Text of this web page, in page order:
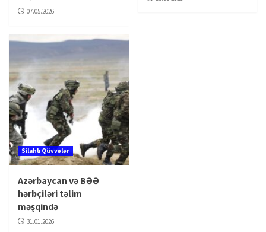
07.05.2026
Silahlı Qüvvələr
Azərbaycan və BƏƏ
hərbçiləri təlim
məşqində
31.01.2026